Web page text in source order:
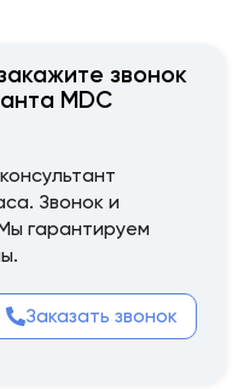
звонок
MDC
Звонок и
гарантируем
Заказать звонок